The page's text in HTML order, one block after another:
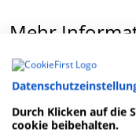
Mehr
FAQ
Durch Klicken auf die
cookie beibehalten.